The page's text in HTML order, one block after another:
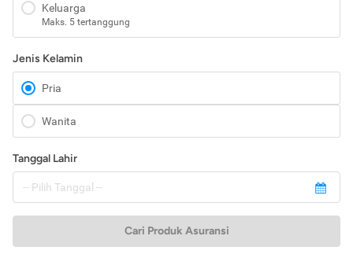
Keluarga
Maks. 5 tertanggung
Jenis Kelamin
Pria
Wanita
Tanggal Lahir
Cari Produk Asuransi